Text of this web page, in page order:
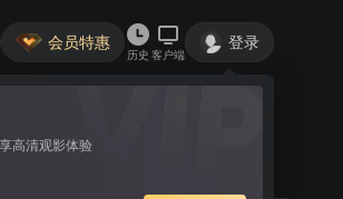
会员特惠
历史 客户端
登录